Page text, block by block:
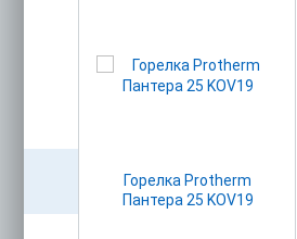
25
Горелка Protherm
Пантера 25 KOV19